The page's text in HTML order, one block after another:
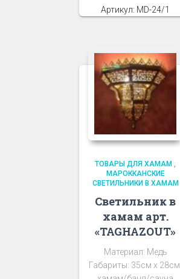
Артикул: MD-24/1
ТОВАРЫ ДЛЯ ХАМАМ ,
МАРОККАНСКИЕ
СВЕТИЛЬНИКИ В ХАМАМ
Светильник в
хамам арт.
«TAGHAZOUT»
Материал: Медь
Габариты: 35см х 28см.